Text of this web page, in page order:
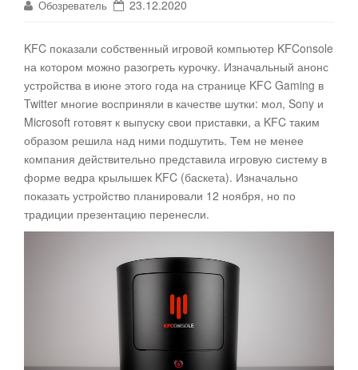
Обозреватель 23.12.2020
KFC показали собственный игровой компьютер KFConsole
на котором можно разогреть курочку. Изначальный анонс
устройства в июне этого года на странице KFC Gaming в
Twitter многие восприняли в качестве шутки: мол, Sony и
Microsoft готовят к выпуску свои приставки, а KFC таким
образом решила над ними подшутить. Тем не менее
компания действительно представила игровую систему в
форме ведра крылышек KFC (баскета). Изначально
показать устройство планировали 12 ноября, но по
традиции презентацию перенесли.